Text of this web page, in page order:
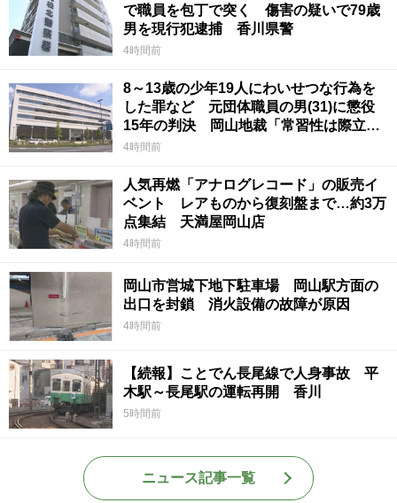
で職員を包丁で突く 傷害の疑いで79歳
男を現行犯逮捕 香川県警
4時間前
8～13歳の少年19人にわいせつな行為を
した罪など 元団体職員の男(31)に懲役
15年の判決 岡山地裁「常習性は際立っ
ていて被害結果も非常に重い」
4時間前
人気再燃「アナログレコード」の販売イ
ベント レアものから復刻盤まで…約3万
点集結 天満屋岡山店
4時間前
岡山市営城下地下駐車場 岡山駅方面の
出口を封鎖 消火設備の故障が原因
4時間前
【続報】ことでん長尾線で人身事故 平
木駅～長尾駅の運転再開 香川
5時間前
ニュース記事一覧